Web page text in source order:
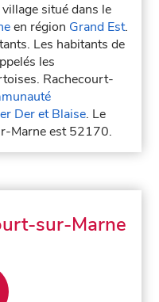
situé dans le
en région Grand Est.
Les habitants de
les
Rachecourt-
Der et Blaise. Le
Marne est 52170.
sur-Marne